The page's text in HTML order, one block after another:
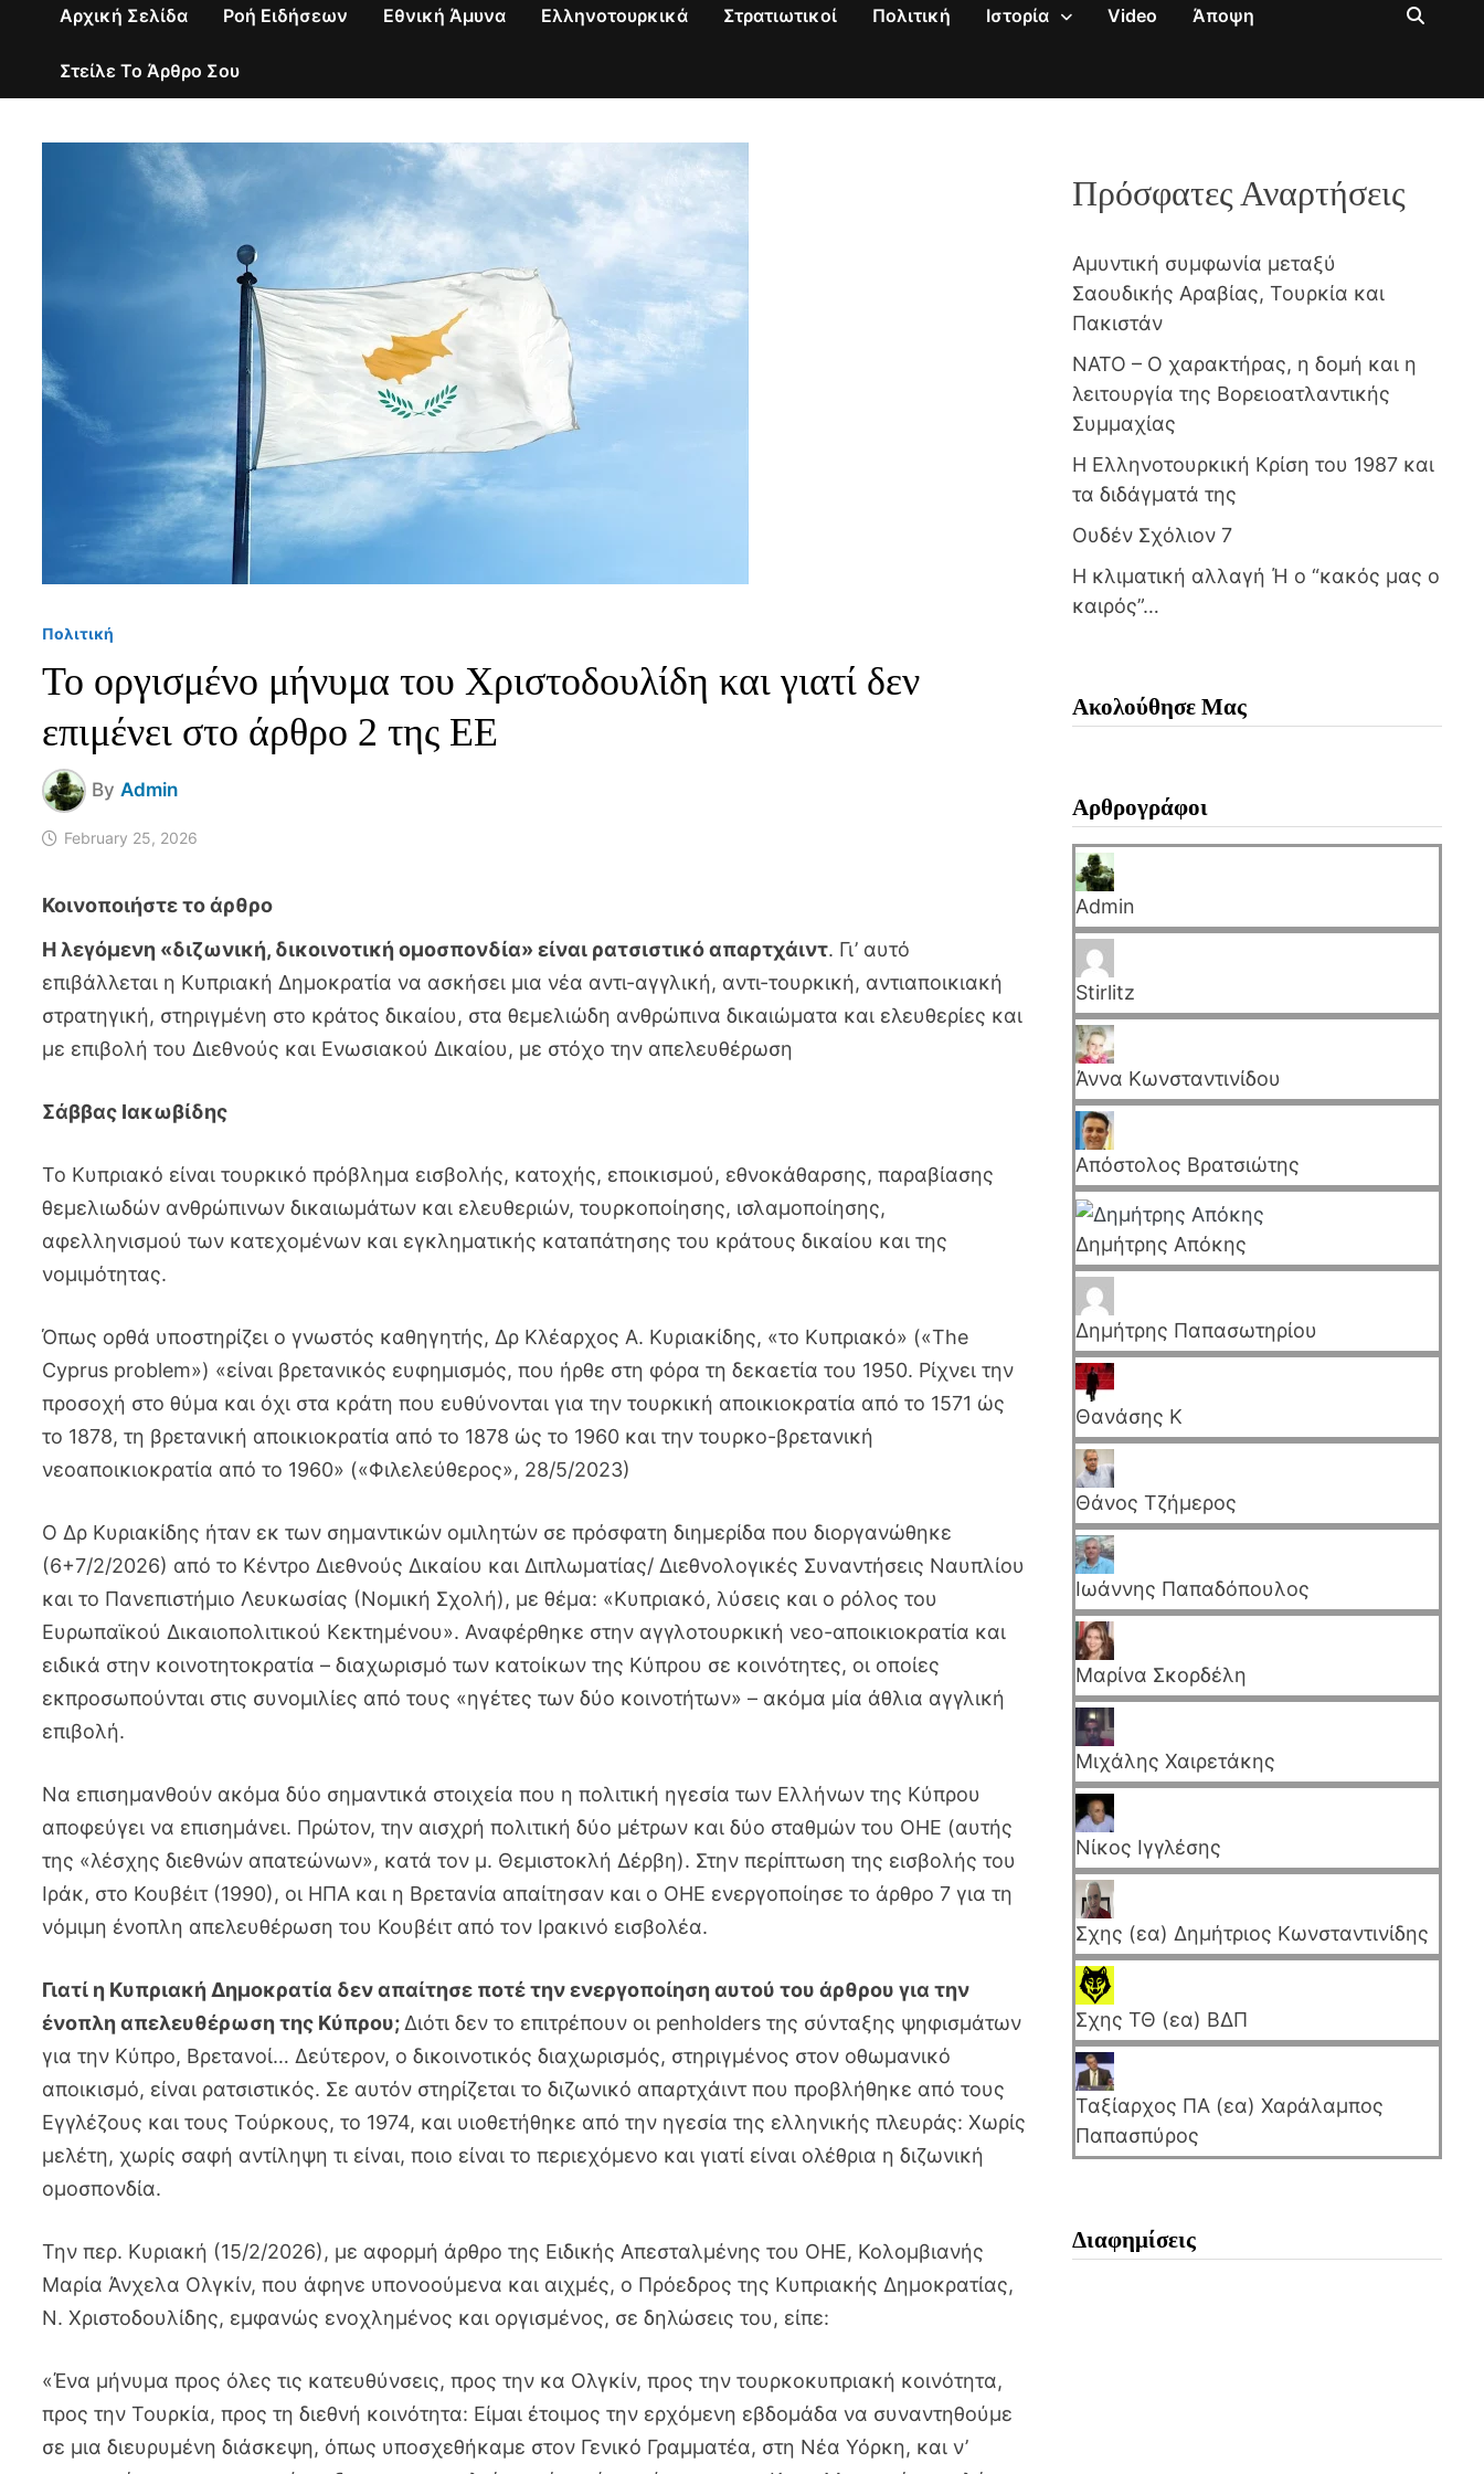
Αρχική Σελίδα Ροή Ειδήσεων Εθνική Άμυνα Ελληνοτουρκικά Στρατιωτικοί Πολιτική Ιστορία Video Άποψη
Στείλε Το Άρθρο Σου
Πολιτική
Το οργισμένο μήνυμα του Χριστοδουλίδη και γιατί δεν
επιμένει στο άρθρο 2 της ΕΕ
By Admin
February 25, 2026
Η λεγόμενη «διζωνική, δικοινοτική ομοσπονδία» είναι ρατσιστικό απαρτχάιντ. Γι’ αυτό
επιβάλλεται η Κυπριακή Δημοκρατία να ασκήσει μια νέα αντι-αγγλική, αντι-τουρκική, αντιαποικιακή
στρατηγική, στηριγμένη στο κράτος δικαίου, στα θεμελιώδη ανθρώπινα δικαιώματα και ελευθερίες και
με επιβολή του Διεθνούς και Ενωσιακού Δικαίου, με στόχο την απελευθέρωση
Σάββας Ιακωβίδης
Το Κυπριακό είναι τουρκικό πρόβλημα εισβολής, κατοχής, εποικισμού, εθνοκάθαρσης, παραβίασης
θεμελιωδών ανθρώπινων δικαιωμάτων και ελευθεριών, τουρκοποίησης, ισλαμοποίησης,
αφελληνισμού των κατεχομένων και εγκληματικής καταπάτησης του κράτους δικαίου και της
νομιμότητας.
Όπως ορθά υποστηρίζει ο γνωστός καθηγητής, Δρ Κλέαρχος Α. Κυριακίδης, «το Κυπριακό» («The
Cyprus problem») «είναι βρετανικός ευφημισμός, που ήρθε στη φόρα τη δεκαετία του 1950. Ρίχνει την
προσοχή στο θύμα και όχι στα κράτη που ευθύνονται για την τουρκική αποικιοκρατία από το 1571 ώς
το 1878, τη βρετανική αποικιοκρατία από το 1878 ώς το 1960 και την τουρκο-βρετανική
νεοαποικιοκρατία από το 1960» («Φιλελεύθερος», 28/5/2023)
Ο Δρ Κυριακίδης ήταν εκ των σημαντικών ομιλητών σε πρόσφατη διημερίδα που διοργανώθηκε
(6+7/2/2026) από το Κέντρο Διεθνούς Δικαίου και Διπλωματίας/ Διεθνολογικές Συναντήσεις Ναυπλίου
και το Πανεπιστήμιο Λευκωσίας (Νομική Σχολή), με θέμα: «Κυπριακό, λύσεις και ο ρόλος του
Ευρωπαϊκού Δικαιοπολιτικού Κεκτημένου». Αναφέρθηκε στην αγγλοτουρκική νεο-αποικιοκρατία και
ειδικά στην κοινοτητοκρατία – διαχωρισμό των κατοίκων της Κύπρου σε κοινότητες, οι οποίες
εκπροσωπούνται στις συνομιλίες από τους «ηγέτες των δύο κοινοτήτων» – ακόμα μία άθλια αγγλική
επιβολή.
Να επισημανθούν ακόμα δύο σημαντικά στοιχεία που η πολιτική ηγεσία των Ελλήνων της Κύπρου
αποφεύγει να επισημάνει. Πρώτον, την αισχρή πολιτική δύο μέτρων και δύο σταθμών του ΟΗΕ (αυτής
της «λέσχης διεθνών απατεώνων», κατά τον μ. Θεμιστοκλή Δέρβη). Στην περίπτωση της εισβολής του
Ιράκ, στο Κουβέιτ (1990), οι ΗΠΑ και η Βρετανία απαίτησαν και ο ΟΗΕ ενεργοποίησε το άρθρο 7 για τη
νόμιμη ένοπλη απελευθέρωση του Κουβέιτ από τον Ιρακινό εισβολέα.
Γιατί η Κυπριακή Δημοκρατία δεν απαίτησε ποτέ την ενεργοποίηση αυτού του άρθρου για την
ένοπλη απελευθέρωση της Κύπρου; Διότι δεν το επιτρέπουν οι penholders της σύνταξης ψηφισμάτων
για την Κύπρο, Βρετανοί… Δεύτερον, ο δικοινοτικός διαχωρισμός, στηριγμένος στον οθωμανικό
αποικισμό, είναι ρατσιστικός. Σε αυτόν στηρίζεται το διζωνικό απαρτχάιντ που προβλήθηκε από τους
Εγγλέζους και τους Τούρκους, το 1974, και υιοθετήθηκε από την ηγεσία της ελληνικής πλευράς: Χωρίς
μελέτη, χωρίς σαφή αντίληψη τι είναι, ποιο είναι το περιεχόμενο και γιατί είναι ολέθρια η διζωνική
ομοσπονδία.
Την περ. Κυριακή (15/2/2026), με αφορμή άρθρο της Ειδικής Απεσταλμένης του ΟΗΕ, Κολομβιανής
Μαρία Άνχελα Ολγκίν, που άφηνε υπονοούμενα και αιχμές, ο Πρόεδρος της Κυπριακής Δημοκρατίας,
Ν. Χριστοδουλίδης, εμφανώς ενοχλημένος και οργισμένος, σε δηλώσεις του, είπε:
«Ένα μήνυμα προς όλες τις κατευθύνσεις, προς την κα Ολγκίν, προς την τουρκοκυπριακή κοινότητα,
προς την Τουρκία, προς τη διεθνή κοινότητα: Είμαι έτοιμος την ερχόμενη εβδομάδα να συναντηθούμε
σε μια διευρυμένη διάσκεψη, όπως υποσχεθήκαμε στον Γενικό Γραμματέα, στη Νέα Υόρκη, και ν’
Πρόσφατες Αναρτήσεις
Αμυντική συμφωνία μεταξύ
Σαουδικής Αραβίας, Τουρκία και
Πακιστάν
NATO – Ο χαρακτήρας, η δομή και η
λειτουργία της Βορειοατλαντικής
Συμμαχίας
Η Ελληνοτουρκική Κρίση του 1987 και
τα διδάγματά της
Ουδέν Σχόλιον 7
Η κλιματική αλλαγή Ή ο “κακός μας ο
καιρός”…
Ακολούθησε Μας
Αρθρογράφοι
Admin
Stirlitz
Άννα Κωνσταντινίδου
Απόστολος Βρατσιώτης
Δημήτρης Απόκης
Δημήτρης Παπασωτηρίου
Θανάσης Κ
Θάνος Τζήμερος
Ιωάννης Παπαδόπουλος
Μαρίνα Σκορδέλη
Μιχάλης Χαιρετάκης
Νίκος Ιγγλέσης
Σχης (εα) Δημήτριος Κωνσταντινίδης
Σχης ΤΘ (εα) ΒΔΠ
Ταξίαρχος ΠΑ (εα) Χαράλαμπος
Παπασπύρος
Διαφημίσεις